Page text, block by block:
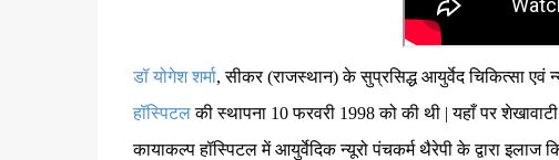
डॉ योगेश शर्मा, सीकर (राजस्थान) के सुप्रसिद्ध आयुर्वेद चिकित्सा एवं
हॉस्पिटलकी स्थापना 10 फरवरी 1998 को की थी | यहाँ पर
कायाकल्प हॉस्पिटल में आयुर्वेदिक न्यूरो पंचकर्म थैरेपी के द्वारा इलाज